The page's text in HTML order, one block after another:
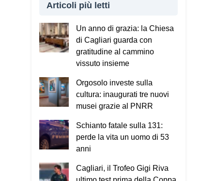
Articoli più letti
Un anno di grazia: la Chiesa
di Cagliari guarda con
gratitudine al cammino
vissuto insieme
Orgosolo investe sulla
cultura: inaugurati tre nuovi
musei grazie al PNRR
Schianto fatale sulla 131:
perde la vita un uomo di 53
anni
Cagliari, il Trofeo Gigi Riva